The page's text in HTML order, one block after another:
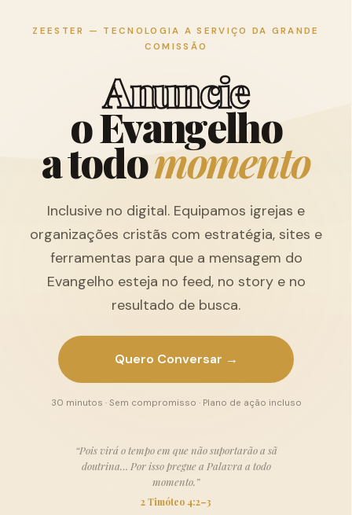
ZEESTER — TECNOLOGIA A SERVIÇO DA GRANDE
COMISSÃO
Anuncie
oEvangelho
atodomomento
Inclusive no digital. Equipamos igrejas e
organizações cristãs com estratégia, sites e
ferramentas para que a mensagem do
Evangelho esteja no feed, no story e no
resultado de busca.
Quero Conversar →
30 minutos · Sem compromisso · Plano de ação incluso
“Pois virá o tempo em que não suportarão a sã
doutrina… Por isso pregue a Palavra a todo
momento.”
2 Timóteo 4:2–3